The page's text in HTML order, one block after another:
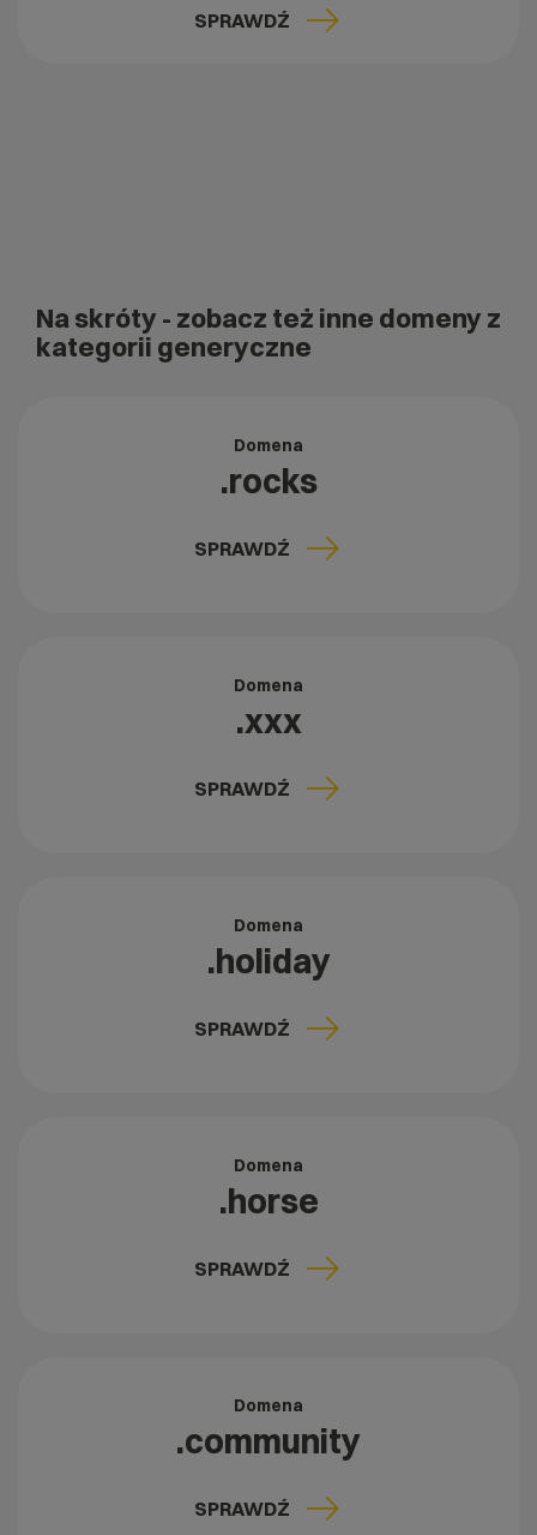
SPRAWDŹ
Na skróty - zobacz też inne domeny z
kategorii generyczne
Domena
.rocks
SPRAWDŹ
Domena
.xxx
SPRAWDŹ
Domena
.holiday
SPRAWDŹ
Domena
.horse
SPRAWDŹ
Domena
.community
SPRAWDŹ